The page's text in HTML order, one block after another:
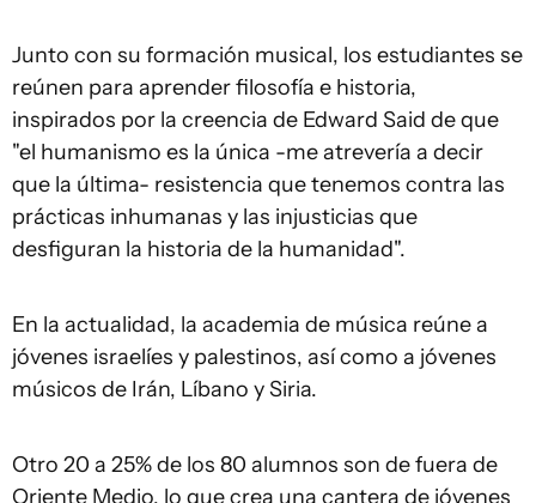
Junto con su formación musical, los estudiantes se
reúnen para aprender filosofía e historia,
inspirados por la creencia de Edward Said de que
"el humanismo es la única -me atrevería a decir
que la última- resistencia que tenemos contra las
prácticas inhumanas y las injusticias que
desfiguran la historia de la humanidad".
En la actualidad, la academia de música reúne a
jóvenes israelíes y palestinos, así como a jóvenes
músicos de Irán, Líbano y Siria.
Otro 20 a 25% de los 80 alumnos son de fuera de
Oriente Medio, lo que crea una cantera de jóvenes